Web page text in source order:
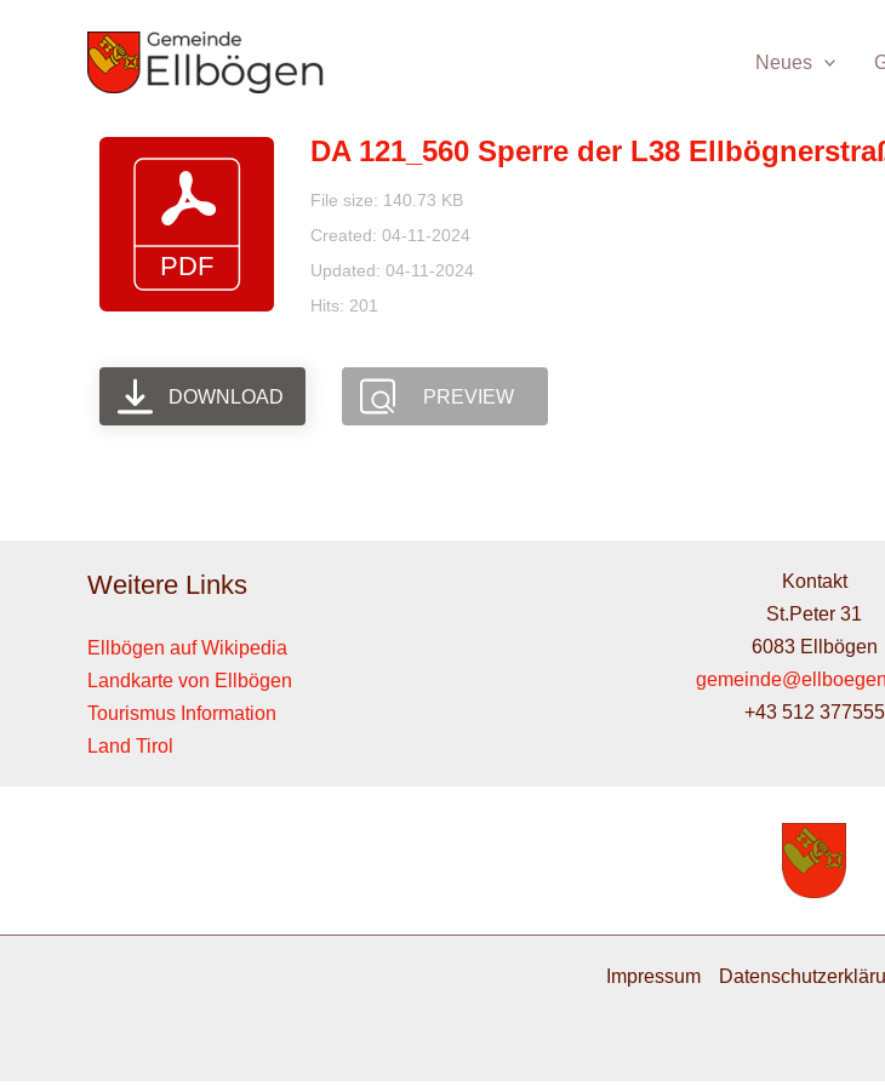
Neues
DA 121_560 Sperre der L38
File size: 140.73 KB
Created: 04-11-2024
Updated: 04-11-2024
Hits: 201
DOWNLOAD PREVIEW
Weitere Links
Ellbögen auf Wikipedia
Landkarte von Ellbögen
Tourismus Information
Land Tirol
Kontakt
St.Peter 31
6083 Ellbögen
+43 512 377555
Impressum